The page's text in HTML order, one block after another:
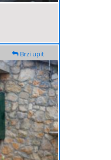
Brzi upit